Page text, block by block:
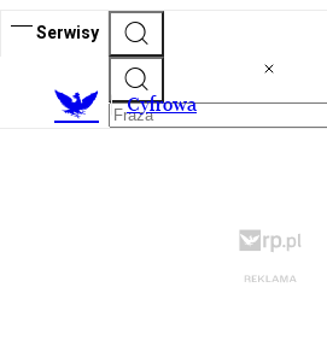
Serwisy
Cyfrowa